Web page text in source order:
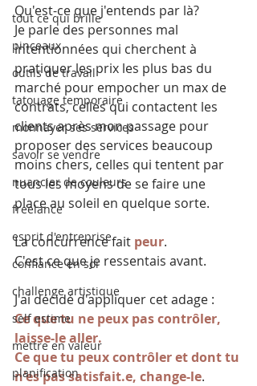
tout ce qui brille
pinceaux
outils de travail
tatouage temporaire
monnayer ses services
savoir se vendre
nuancier de couleurs
freelance
esprit d'entreprise
confiance en soi
challenge artistique
self estime
mettre en valeur
planification
Qu'est-ce que j'entends par là?
Je parle des personnes mal
intentionnées qui cherchent à
pratiquer les prix les plus bas du
marché pour empocher un max de
contrats, celles qui contactent les
clients après mon passage pour
proposer des services beaucoup
moins chers, celles qui tentent par
tous les moyens de se faire une
place au soleil en quelque sorte.
La concurrence fait peur.
C'est ce que je ressentais avant.
J'ai décidé d'appliquer cet adage :
Ce que tu ne peux pas contrôler,
laisse-le aller.
Ce que tu peux contrôler et dont tu
n'es pas satisfait.e, change-le.